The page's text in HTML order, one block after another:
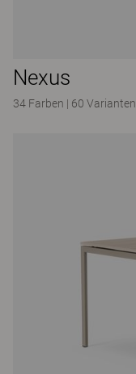
Nexus
34 Farben | 60 Varianten